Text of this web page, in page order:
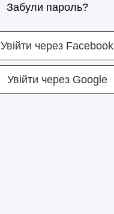
Забули пароль?
Увійти через Facebook
Увійти через Google